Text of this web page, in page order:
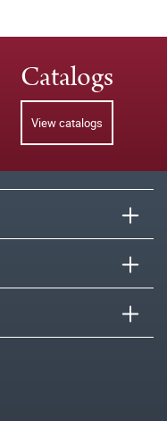
Catalogs
View catalogs